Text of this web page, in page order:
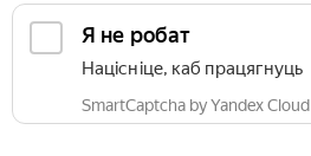
Я не робат
Націсніце, каб працягнуць
SmartCaptcha by Yandex Cloud